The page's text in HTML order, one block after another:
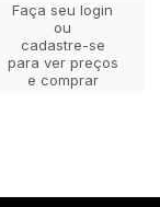
Faça seu login
ou
cadastre-se
para ver preços
e comprar